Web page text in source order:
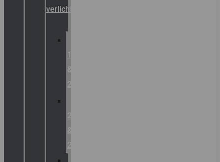
verlichting
1
&
2
21
&
22